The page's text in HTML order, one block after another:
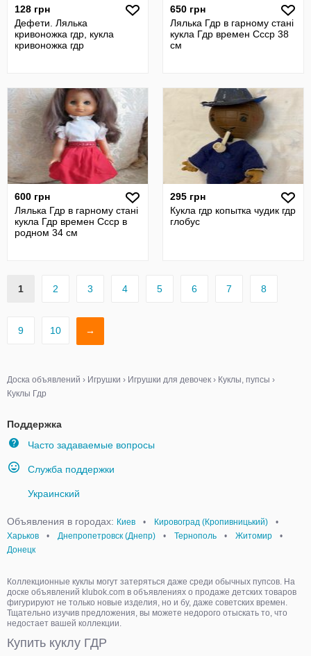
128 грн
Дефети. Лялька
кривоножка гдр, кукла
кривоножка гдр
650 грн
Лялька Гдр в гарному стані
кукла Гдр времен Ссср 38
см
600 грн
Лялька Гдр в гарному стані
кукла Гдр времен Ссср в
родном 34 см
295 грн
Кукла гдр копытка чудик гдр
глобус
1 2 3 4 5 6 7 8
9 10 →
Доска объявлений › Игрушки › Игрушки для девочек › Куклы, пупсы ›
Куклы Гдр
Поддержка
Часто задаваемые вопросы
Служба поддержки
Украинский
Объявления в городах: Киев • Кировоград (Кропивницький)
•
Харьков
• Днепропетровск (Днепр) • Тернополь • Житомир
•
Донецк
Коллекционные куклы могут затеряться даже среди обычных пупсов. На
доске объявлений klubok.com в объявлениях о продаже детских товаров
фигурируют не только новые изделия, но и бу, даже советских времен.
Тщательно изучив предложения, вы можете недорого отыскать то, что
недостает вашей коллекции.
Купить куклу ГДР